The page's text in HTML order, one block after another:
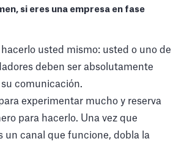
si eres una empresa en fase
usted mismo: usted o uno de
deben ser absolutamente
comunicación.
experimentar mucho y reserva
para hacerlo. Una vez que
un canal que funcione, dobla la